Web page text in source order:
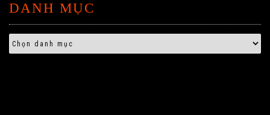
DANH MỤC